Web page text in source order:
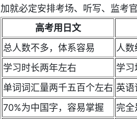
加就必定安排考场、听写、监考
高考用日文
总人数不多，体系容易
人
学习时长两年左右
学习
单词词汇量两千五百个左右 英语
70%为中国字，容易掌握
完全